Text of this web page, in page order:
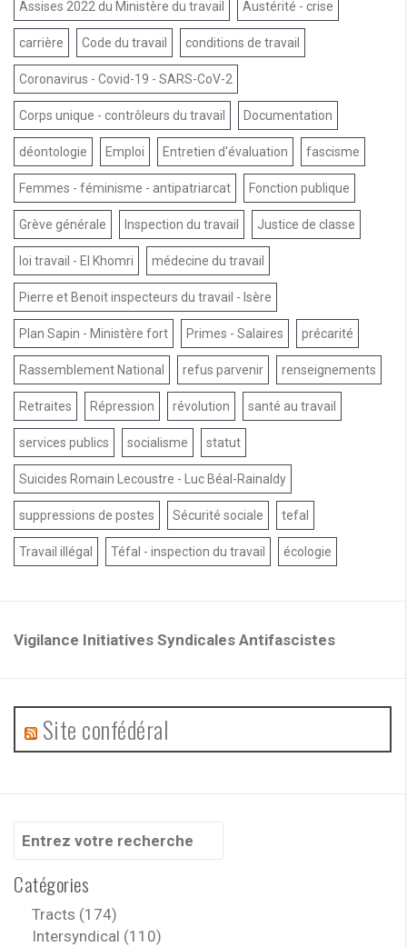
Assises 2022 du Ministère du travail Austérité - crise
carrière Code du travail conditions de travail
Coronavirus - Covid-19 - SARS-CoV-2
Corps unique - contrôleurs du travail Documentation
déontologie Emploi Entretien d'évaluation fascisme
Femmes - féminisme - antipatriarcat Fonction publique
Grève générale Inspection du travail Justice de classe
loi travail - El Khomri médecine du travail
Pierre et Benoit inspecteurs du travail - Isère
Plan Sapin - Ministère fort Primes - Salaires précarité
Rassemblement National refus parvenir renseignements
Retraites Répression révolution santé au travail
services publics socialisme statut
Suicides Romain Lecoustre - Luc Béal-Rainaldy
suppressions de postes Sécurité sociale tefal
Travail illégal Téfal - inspection du travail écologie
Vigilance Initiatives Syndicales Antifascistes
Site confédéral
Recherche
:Catégories
Tracts (174)
Intersyndical (110)